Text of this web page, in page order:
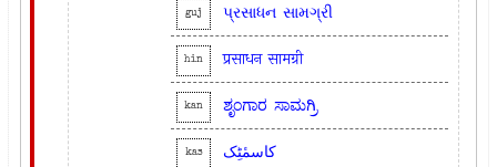
guj પ્રસાધન સામગ્રી
hin प्रसाधन सामग्री
kan ಶೃಂಗಾರ ಸಾಮಗ್ರಿ
kas کاسمٔٹِک